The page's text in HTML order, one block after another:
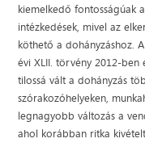
kiemelkedő fontosságúak
intézkedések, mivel az
köthető a dohányzáshoz.
évi XLII. törvény 2012-
tilossá vált a dohányzás
szórakozóhelyeken,
legnagyobb változás a
ahol korábban ritka